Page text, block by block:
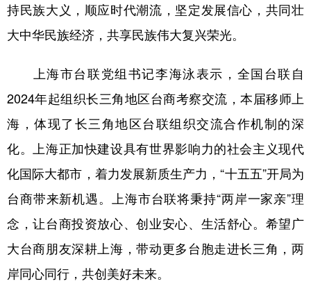
持民族大义，顺应时代潮流，坚定发展信心，共同壮
大中华民族经济，共享民族伟大复兴荣光。
上海市台联党组书记李海泳表示，全国台联自
2024年起组织长三角地区台商考察交流，本届移师上
海，体现了长三角地区台联组织交流合作机制的深
化。上海正加快建设具有世界影响力的社会主义现代
化国际大都市，着力发展新质生产力，“十五五”开局为
台商带来新机遇。上海市台联将秉持“两岸一家亲”理
念，让台商投资放心、创业安心、生活舒心。希望广
大台商朋友深耕上海，带动更多台胞走进长三角，两
岸同心同行，共创美好未来。